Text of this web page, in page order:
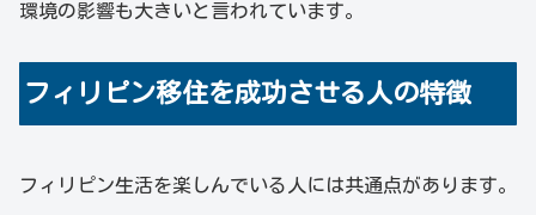
環境の影響も大きいと言われています。
フィリピン移住を成功させる人の特徴
フィリピン生活を楽しんでいる人には共通点があります。